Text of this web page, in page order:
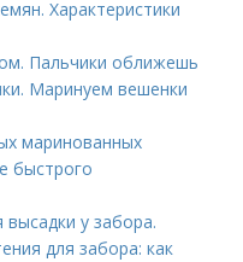
Характеристики
Пальчики оближешь
Маринуем вешенки
маринованных
быстрого
у забора.
для забора: как